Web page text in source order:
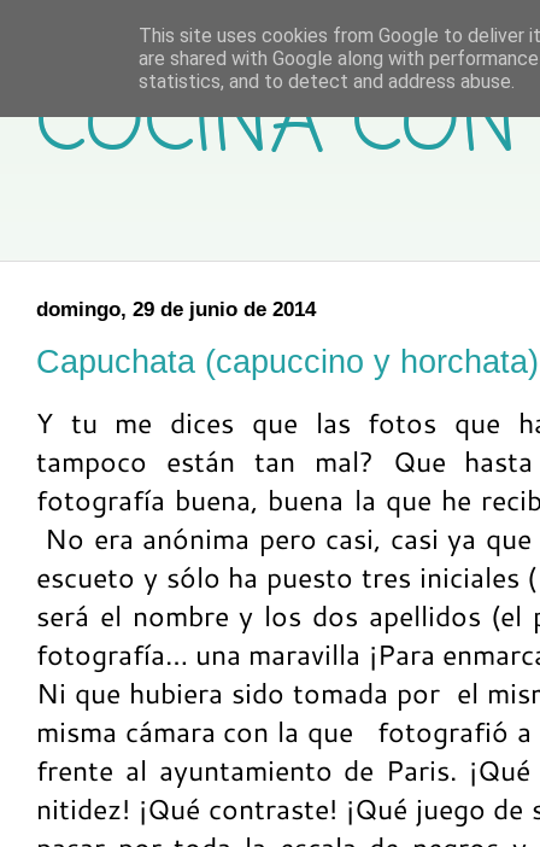
COCINA
domingo, 29 de junio de 2014
Capuchata (capuccino y horchata)
Y tu me dices que las fotos que
tampoco están tan mal? Que
fotografía buena, buena la que he
No era anónima pero casi, casi ya
escueto y sólo ha puesto tres iniciales
será el nombre y los dos apellidos (el
fotografía… una maravilla ¡Para
Ni que hubiera sido tomada por el
misma cámara con la que fotografió a
frente al ayuntamiento de Paris. ¡Qué
nitidez! ¡Qué contraste! ¡Qué juego de
This site uses cookies from Google to deliver
are shared with Google along with
statistics, and to detect and address abuse.